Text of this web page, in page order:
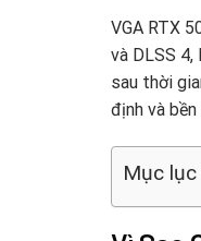
VGA RTX
và DLSS
sau thời
định và bền
Mục lục